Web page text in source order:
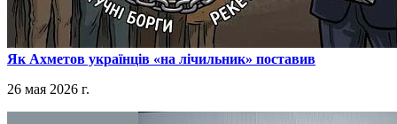
​Як Ахметов українців «на лічильник» поставив
26 мая 2026 г.